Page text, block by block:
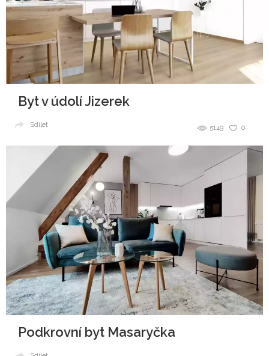
Byt v údolí Jizerek
0
5149
Sdílet
Podkrovní byt Masaryčka